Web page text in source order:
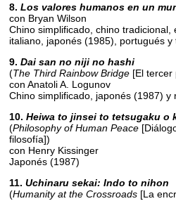
8.Los valores humanos en un
con Bryan Wilson
Chino simplificado, chino tradicional,
italiano, japonés (1985), portugués y
9.Dai san no niji no hashi
(The Third Rainbow Bridge [El tercer
con Anatoli A. Logunov
Chino simplificado, japonés (1987) y
10.Heiwa to jinsei to tetsugaku o
(Philosophy of Human Peace
filosofía])
con Henry Kissinger
Japonés (1987)
11.Uchinaru sekai: Indo to nihon
(Humanity at the Crossroads [La